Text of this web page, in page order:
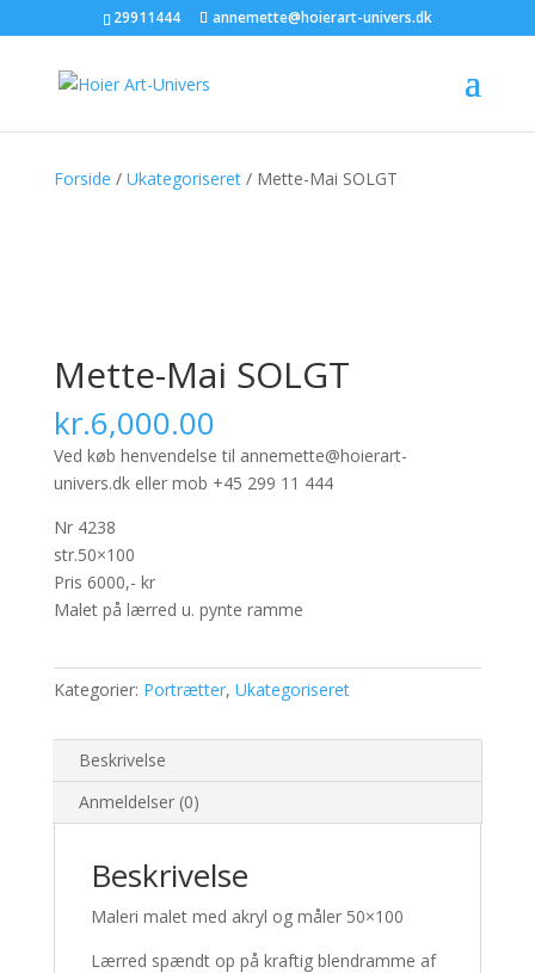
29911444 annemette@hoierart-univers.dk
Forside / Ukategoriseret/ Mette-Mai SOLGT
Mette-Mai SOLGT
kr.6,000.00
Ved køb henvendelse til annemette@hoierart-
univers.dk eller mob +45 299 11 444
Nr 4238
str.50×100
Pris 6000,- kr
Malet på lærred u. pynte ramme
Kategorier: Portrætter, Ukategoriseret
Beskrivelse
Anmeldelser (0)
Beskrivelse
Maleri malet med akryl og måler 50×100
Lærred spændt op på kraftig blendramme af